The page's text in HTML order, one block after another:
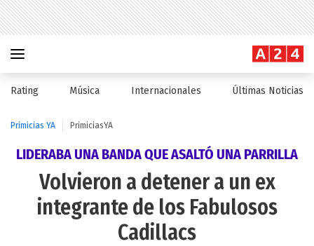
Rating Música Internacionales Últimas Noticias
Primicias YA PrimiciasYA
LIDERABA UNA BANDA QUE ASALTÓ UNA PARRILLA
Volvieron a detener a un ex
integrante de los Fabulosos
Cadillacs